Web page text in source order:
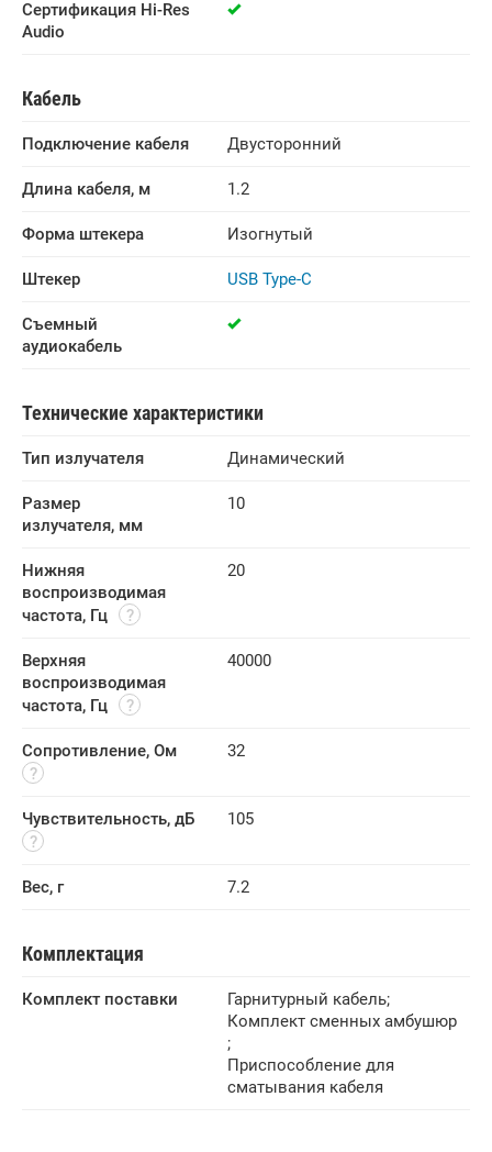
Сертификация Hi-Res
Audio
Кабель
Подключение кабеля Двусторонний
Длина кабеля, м 1.2
Форма штекера Изогнутый
Штекер USB Type-C
Съемный
аудиокабель
Технические характеристики
Тип излучателя Динамический
Размер
излучателя, мм
10
Нижняя
воспроизводимая
частота, Гц
20
Верхняя
воспроизводимая
частота, Гц
40000
Сопротивление, Ом 32
Чувствительность, дБ 105
Вес, г 7.2
Комплектация
Комплект поставки Гарнитурный кабель;
Комплект сменных амбушюр
;
Приспособление для
сматывания кабеля